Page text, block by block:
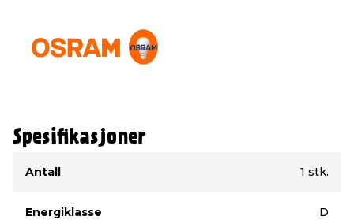
Spesifikasjoner
Antall
1 stk.
Energiklasse D